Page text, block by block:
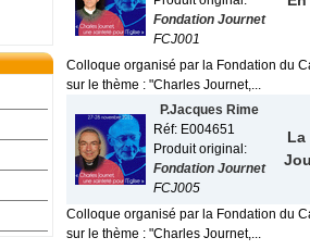
Fondation Journet
FCJ001
Colloque organisé par la Fondation du
sur le thème : "Charles Journet,...
P.Jacques Rime
Réf: E004651
Produit original:
Fondation Journet
FCJ005
La
Colloque organisé par la Fondation du
sur le thème : "Charles Journet,...